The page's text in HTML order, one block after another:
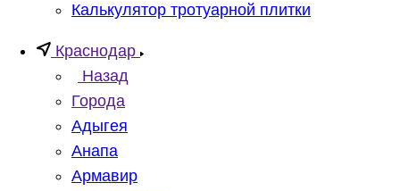
Калькулятор тротуарной плитки
Краснодар
Назад
Города
Адыгея
Анапа
Армавир